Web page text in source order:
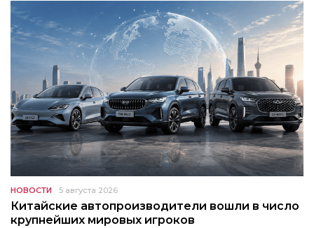
НОВОСТИ 5 августа 2026
Китайские автопроизводители вошли в число
крупнейших мировых игроков